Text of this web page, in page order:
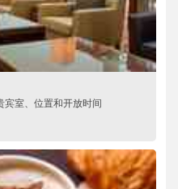
宾室、位置和开放时间